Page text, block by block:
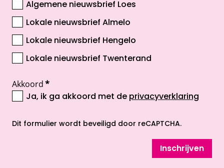
Algemene nieuwsbrief Loes
Lokale nieuwsbrief Almelo
Lokale nieuwsbrief Hengelo
Lokale nieuwsbrief Twenterand
Akkoord*
Ja, ik ga akkoord met de privacyverklaring
Dit formulier wordt beveiligd door reCAPTCHA.
Inschrijven